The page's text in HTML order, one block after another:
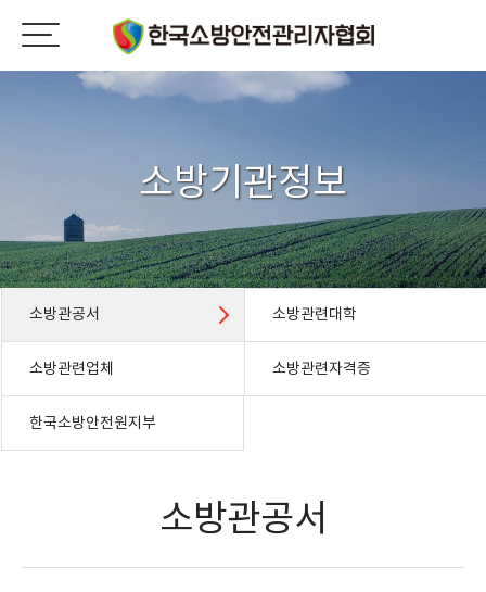
소방기관정보
소방관공서 소방관련대학
소방관련업체 소방관련자격증
한국소방안전원지부
소방관공서